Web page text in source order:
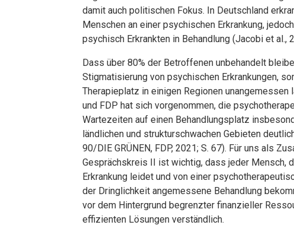
damit auch politischen Fokus. In Deutschland
Menschen an einer psychischen Erkrankung,
psychisch Erkrankten in Behandlung (Jacobi et al.,
Dass über 80% der Betroffenen unbehandelt
Stigmatisierung von psychischen Erkrankungen,
Therapieplatz in einigen Regionen unangemessen
und FDP hat sich vorgenommen, die
Wartezeiten auf einen Behandlungsplatz
ländlichen und strukturschwachen Gebieten
90/DIE GRÜNEN, FDP, 2021; S. 67). Für uns als
Gesprächskreis II ist wichtig, dass jeder Mensch,
Erkrankung leidet und von einer
der Dringlichkeit angemessene Behandlung
vor dem Hintergrund begrenzter finanzieller
effizienten Lösungen verständlich.